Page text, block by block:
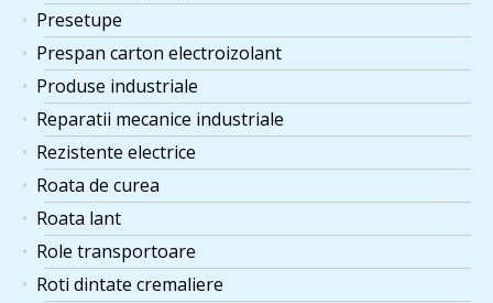
Presetupe
Prespan carton electroizolant
Produse industriale
Reparatii mecanice industriale
Rezistente electrice
Roata de curea
Roata lant
Role transportoare
Roti dintate cremaliere